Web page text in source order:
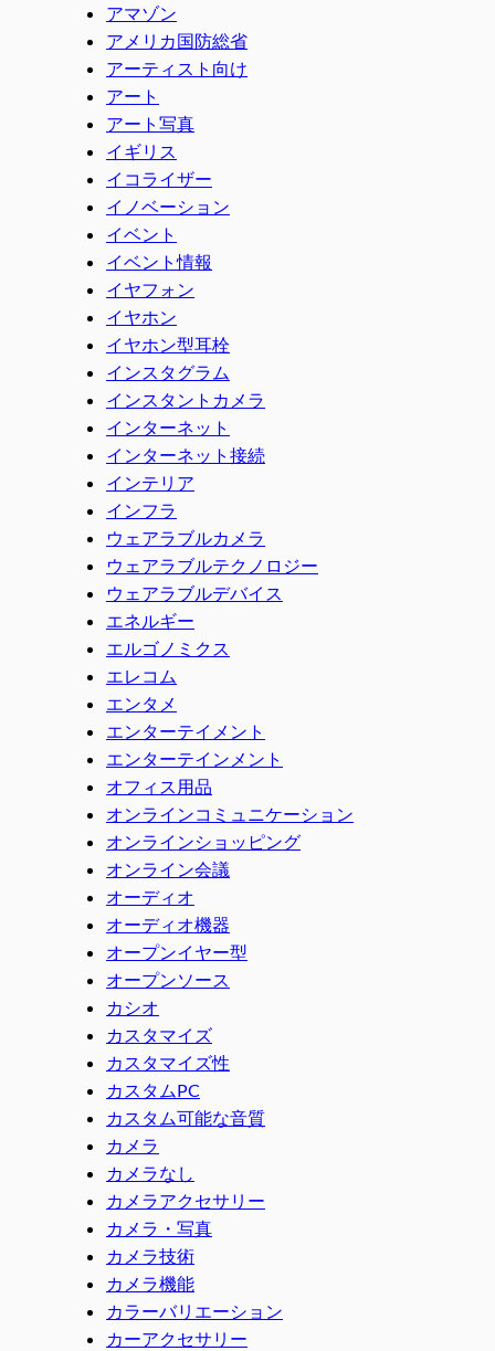
アマゾン
アメリカ国防総省
アーティスト向け
アート
アート写真
イギリス
イコライザー
イノベーション
イベント
イベント情報
イヤフォン
イヤホン
イヤホン型耳栓
インスタグラム
インスタントカメラ
インターネット
インターネット接続
インテリア
インフラ
ウェアラブルカメラ
ウェアラブルテクノロジー
ウェアラブルデバイス
エネルギー
エルゴノミクス
エレコム
エンタメ
エンターテイメント
エンターテインメント
オフィス用品
オンラインコミュニケーション
オンラインショッピング
オンライン会議
オーディオ
オーディオ機器
オープンイヤー型
オープンソース
カシオ
カスタマイズ
カスタマイズ性
カスタムPC
カスタム可能な音質
カメラ
カメラなし
カメラアクセサリー
カメラ・写真
カメラ技術
カメラ機能
カラーバリエーション
カーアクセサリー